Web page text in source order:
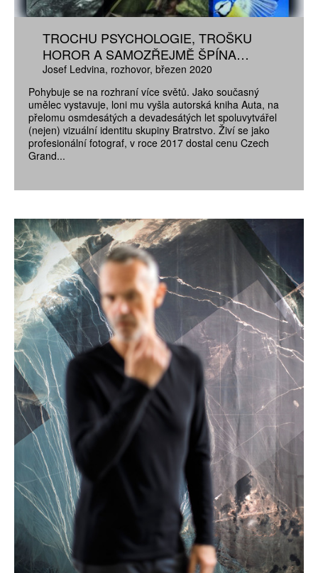
TROCHU PSYCHOLOGIE, TROŠKU
HOROR A SAMOZŘEJMĚ ŠPÍNA…
Josef Ledvina rozhovor březen 2020
Pohybuje se na rozhraní více světů. Jako současný
umělec vystavuje, loni mu vyšla autorská kniha Auta, na
přelomu osmdesátých a devadesátých let spoluvytvářel
(nejen) vizuální identitu skupiny Bratrstvo. Živí se jako
profesionální fotograf, v roce 2017 dostal cenu Czech
Grand...